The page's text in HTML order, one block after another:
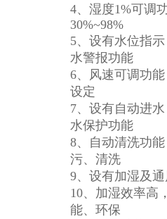
4、湿度1%可调
30%~98%
5、设有水位指
水警报功能
6、风速可调功
设定
7、设有自动进
水保护功能
8、自动清洗功
污、清洗
9、设有加湿及
10、加湿效率高
能、环保